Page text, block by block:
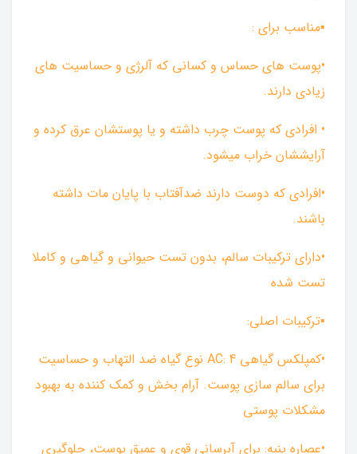
▪︎مناسب برای :
•پوست های حساس و کسانی که آلرژی و حساسیت های
زیادی دارند.
• افرادی که پوست چرب داشته و یا پوستشان عرق کرده و
آرایششان خراب میشود.
•افرادی که دوست دارند ضدآفتاب با پایان مات داشته
باشند.
•دارای ترکیبات سالم، بدون تست حیوانی و گیاهی و کاملا
تست شده
▪︎ترکیبات اصلی:
•کمپلکس گیاهی AC: 4 نوع گیاه ضد التهاب و حساسیت
برای سالم سازی پوست. آرام بخش و کمک کننده به بهبود
مشکلات پوستی
•عصاره پنبه: برای آبرسانی قوی و عمیق پوست، جلوگیری